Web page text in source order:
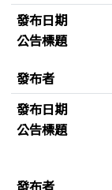
發布日期
公告標題
發布者
發布日期
公告標題